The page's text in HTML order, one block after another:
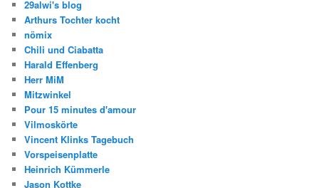
29alwi's blog
Arthurs Tochter kocht
nömix
Chili und Ciabatta
Harald Effenberg
Herr MiM
Mitzwinkel
Pour 15 minutes d'amour
Vilmoskörte
Vincent Klinks Tagebuch
Vorspeisenplatte
Heinrich Kümmerle
Jason Kottke